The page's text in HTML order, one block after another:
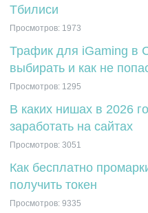
Тбилиси
Просмотров: 1973
Трафик для iGaming в
выбирать и как не
Просмотров: 1295
В каких нишах в 2026
заработать на сайтах
Просмотров: 3051
Как бесплатно
получить токен
Просмотров: 9335